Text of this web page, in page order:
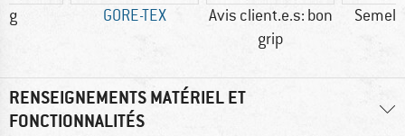
g GORE-TEX
Avis client.e.s: bon
grip
RENSEIGNEMENTS MATÉRIEL ET
FONCTIONNALITÉS